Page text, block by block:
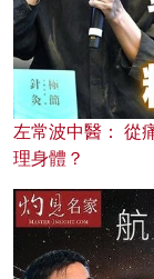
左常波中醫： 從
理身體？